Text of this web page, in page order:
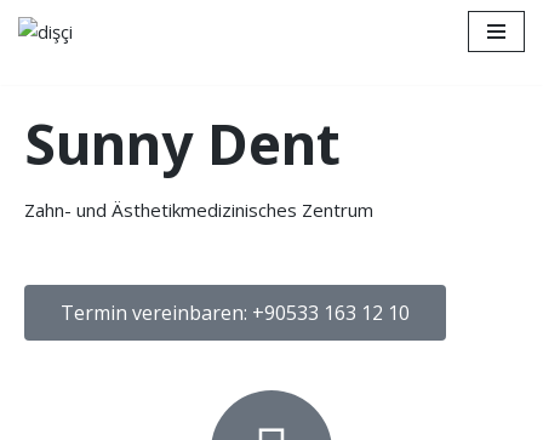
springen
Sunny Dent
Zahn- und Ästhetikmedizinisches Zentrum
Termin vereinbaren: +90533 163 12 10